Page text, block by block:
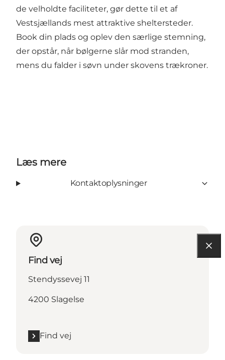
de velholdte faciliteter, gør dette til et af
Vestsjællands mest attraktive sheltersteder.
Book din plads og oplev den særlige stemning,
der opstår, når bølgerne slår mod stranden,
mens du falder i søvn under skovens trækroner.
Læs mere
Kontaktoplysninger
Find vej
Stendyssevej 11
4200 Slagelse
Find vej